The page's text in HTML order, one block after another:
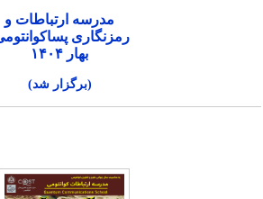
مدرسه ارتباطات و
رمزنگاری پساکوانتومی،
بهار ۱۴۰۴
(برگزار شد)